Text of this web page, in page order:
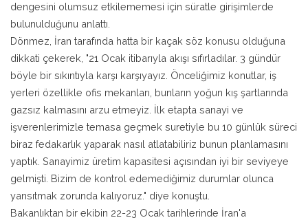
dengesini olumsuz etkilememesi için süratle girişimlerde
bulunulduğunu anlattı.
Dönmez, İran tarafında hatta bir kaçak söz konusu olduğuna
dikkati çekerek, "21 Ocak itibarıyla akışı sıfırladılar. 3 gündür
böyle bir sıkıntıyla karşı karşıyayız. Önceliğimiz konutlar, iş
yerleri özellikle ofis mekanları, bunların yoğun kış şartlarında
gazsız kalmasını arzu etmeyiz. İlk etapta sanayi ve
işverenlerimizle temasa geçmek suretiyle bu 10 günlük süreci
biraz fedakarlık yaparak nasıl atlatabiliriz bunun planlamasını
yaptık. Sanayimiz üretim kapasitesi açısından iyi bir seviyeye
gelmişti. Bizim de kontrol edemediğimiz durumlar olunca
yansıtmak zorunda kalıyoruz." diye konuştu.
Bakanlıktan bir ekibin 22-23 Ocak tarihlerinde İran'a